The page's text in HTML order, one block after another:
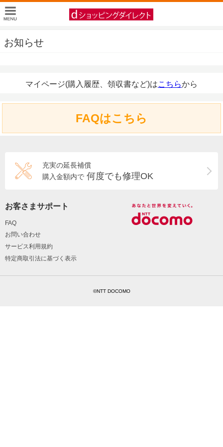
お知らせ
マイページ(購入履歴、領収書など)はこちらから
FAQはこちら
充実の延長補償
購入金額内で 何度でも修理OK
お客さまサポート
FAQ
お問い合わせ
サービス利用規約
特定商取引法に基づく表示
©NTT DOCOMO